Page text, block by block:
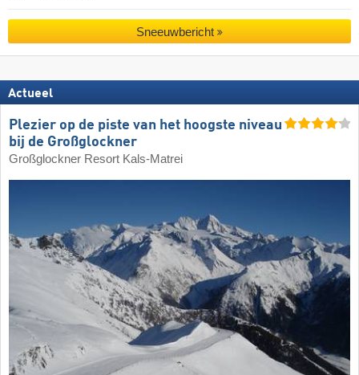
Sneeuwbericht
Actueel
Plezier op de piste van het hoogste niveau
bij de Großglockner
Großglockner Resort Kals-Matrei